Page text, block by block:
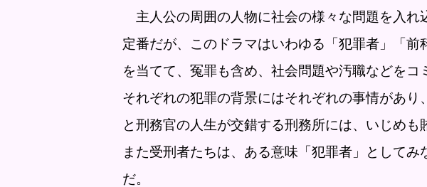
主人公の周囲の人物に社会の様々な問題を入れ
定番だが、このドラマはいわゆる「犯罪者」「前
を当てて、冤罪も含め、社会問題や汚職などをコ
それぞれの犯罪の背景にはそれぞれの事情があり
と刑務官の人生が交錯する刑務所には、いじめも
また受刑者たちは、ある意味「犯罪者」としてみ
だ。